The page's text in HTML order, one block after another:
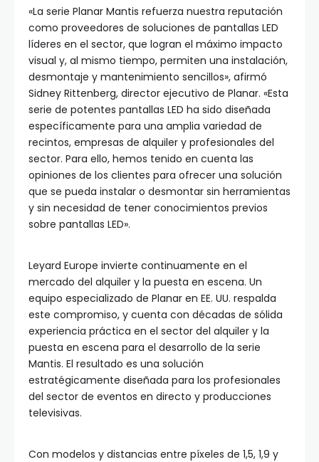
«La serie Planar Mantis refuerza nuestra reputación
como proveedores de soluciones de pantallas LED
líderes en el sector, que logran el máximo impacto
visual y, al mismo tiempo, permiten una instalación,
desmontaje y mantenimiento sencillos», afirmó
Sidney Rittenberg, director ejecutivo de Planar. «Esta
serie de potentes pantallas LED ha sido diseñada
específicamente para una amplia variedad de
recintos, empresas de alquiler y profesionales del
sector. Para ello, hemos tenido en cuenta las
opiniones de los clientes para ofrecer una solución
que se pueda instalar o desmontar sin herramientas
y sin necesidad de tener conocimientos previos
sobre pantallas LED».
Leyard Europe invierte continuamente en el
mercado del alquiler y la puesta en escena. Un
equipo especializado de Planar en EE. UU. respalda
este compromiso, y cuenta con décadas de sólida
experiencia práctica en el sector del alquiler y la
puesta en escena para el desarrollo de la serie
Mantis. El resultado es una solución
estratégicamente diseñada para los profesionales
del sector de eventos en directo y producciones
televisivas.
Con modelos y distancias entre píxeles de 1,5, 1,9 y